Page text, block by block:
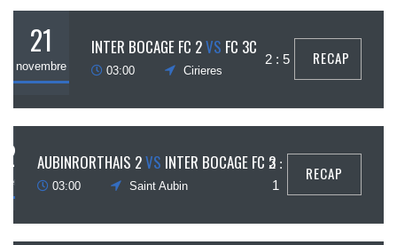
21
novembre
INTER BOCAGE FC 2VS FC 3C
03:00 Cirieres
2 : 5 RECAP
21 AUBINRORTHAIS 2VS INTER BOCAGE FC 3
03:00 Saint Aubin
2 :
1
RECAP